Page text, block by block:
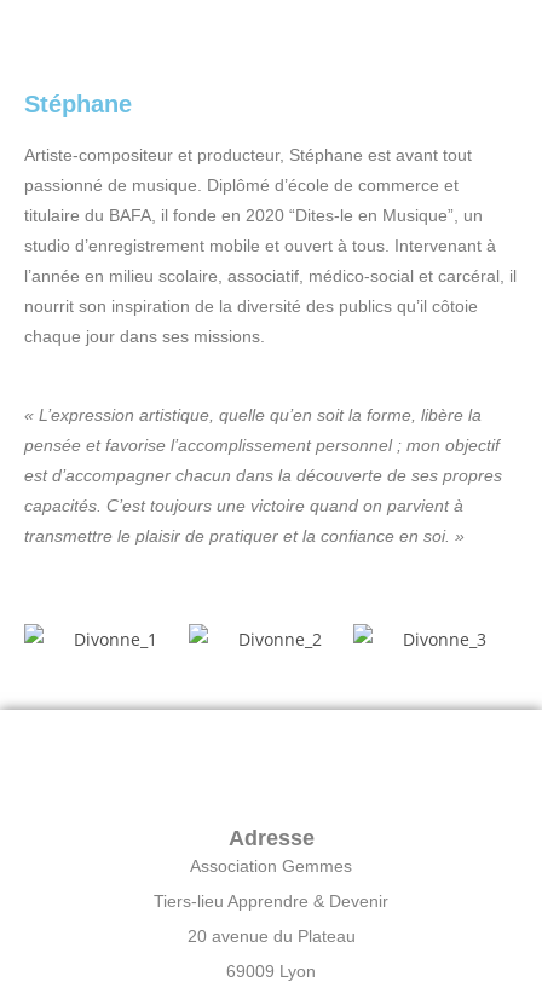
Stéphane
Artiste-compositeur et producteur, Stéphane est avant tout
passionné de musique. Diplômé d’école de commerce et
titulaire du BAFA, il fonde en 2020 “Dites-le en Musique”, un
studio d’enregistrement mobile et ouvert à tous. Intervenant à
l’année en milieu scolaire, associatif, médico-social et carcéral, il
nourrit son inspiration de la diversité des publics qu’il côtoie
chaque jour dans ses missions.
« L’expression artistique, quelle qu’en soit la forme, libère la
pensée et favorise l’accomplissement personnel ; mon objectif
est d’accompagner chacun dans la découverte de ses propres
capacités. C’est toujours une victoire quand on parvient à
transmettre le plaisir de pratiquer et la confiance en soi. »
Adresse
Association Gemmes
Tiers-lieu Apprendre & Devenir
20 avenue du Plateau
69009 Lyon